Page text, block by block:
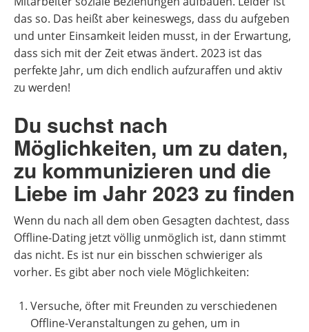
das so. Das heißt aber keineswegs, dass du aufgeben
und unter Einsamkeit leiden musst, in der Erwartung,
dass sich mit der Zeit etwas ändert. 2023 ist das
perfekte Jahr, um dich endlich aufzuraffen und aktiv
zu werden!
Du suchst nach
Möglichkeiten, um zu daten,
zu kommunizieren und die
Liebe im Jahr 2023 zu finden
Wenn du nach all dem oben Gesagten dachtest, dass
Offline-Dating jetzt völlig unmöglich ist, dann stimmt
das nicht. Es ist nur ein bisschen schwieriger als
vorher. Es gibt aber noch viele Möglichkeiten:
Versuche, öfter mit Freunden zu verschiedenen
Offline-Veranstaltungen zu gehen, um in